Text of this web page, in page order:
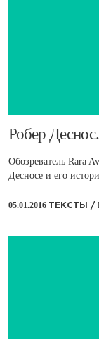
​Робер
Обозреватель Rara
Десносе и его
05.01.2016 ТЕКСТЫ /